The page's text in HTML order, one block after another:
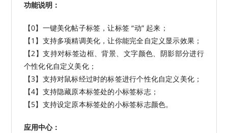
功能说明：
【0】一键美化帖子标签，让标签 “动” 起来；
【1】支持多项精调美化，让你能完全自定义显示效果；
【2】支持对标签边框、背景、文字颜色、阴影部分进行
个性化化自定义美化；
【3】支持对鼠标经过时的标签进行个性化自定义美化；
【4】支持隐藏原本标签处的小标签标志；
【5】支持设定原本标签处的小标签标志颜色。
应用中心：